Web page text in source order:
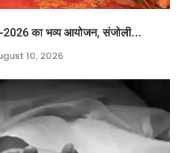
2026 का भव्य आयोजन, संजोली...
10, 2026